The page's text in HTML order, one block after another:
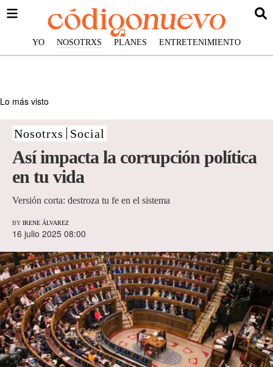
YO NOSOTRXS PLANES ENTRETENIMIENTO
Lo más visto
Nosotrxs Social
Así impacta la corrupción política
en tu vida
Versión corta: destroza tu fe en el sistema
BY IRENE ÁLVAREZ
16 julio 2025 08:00